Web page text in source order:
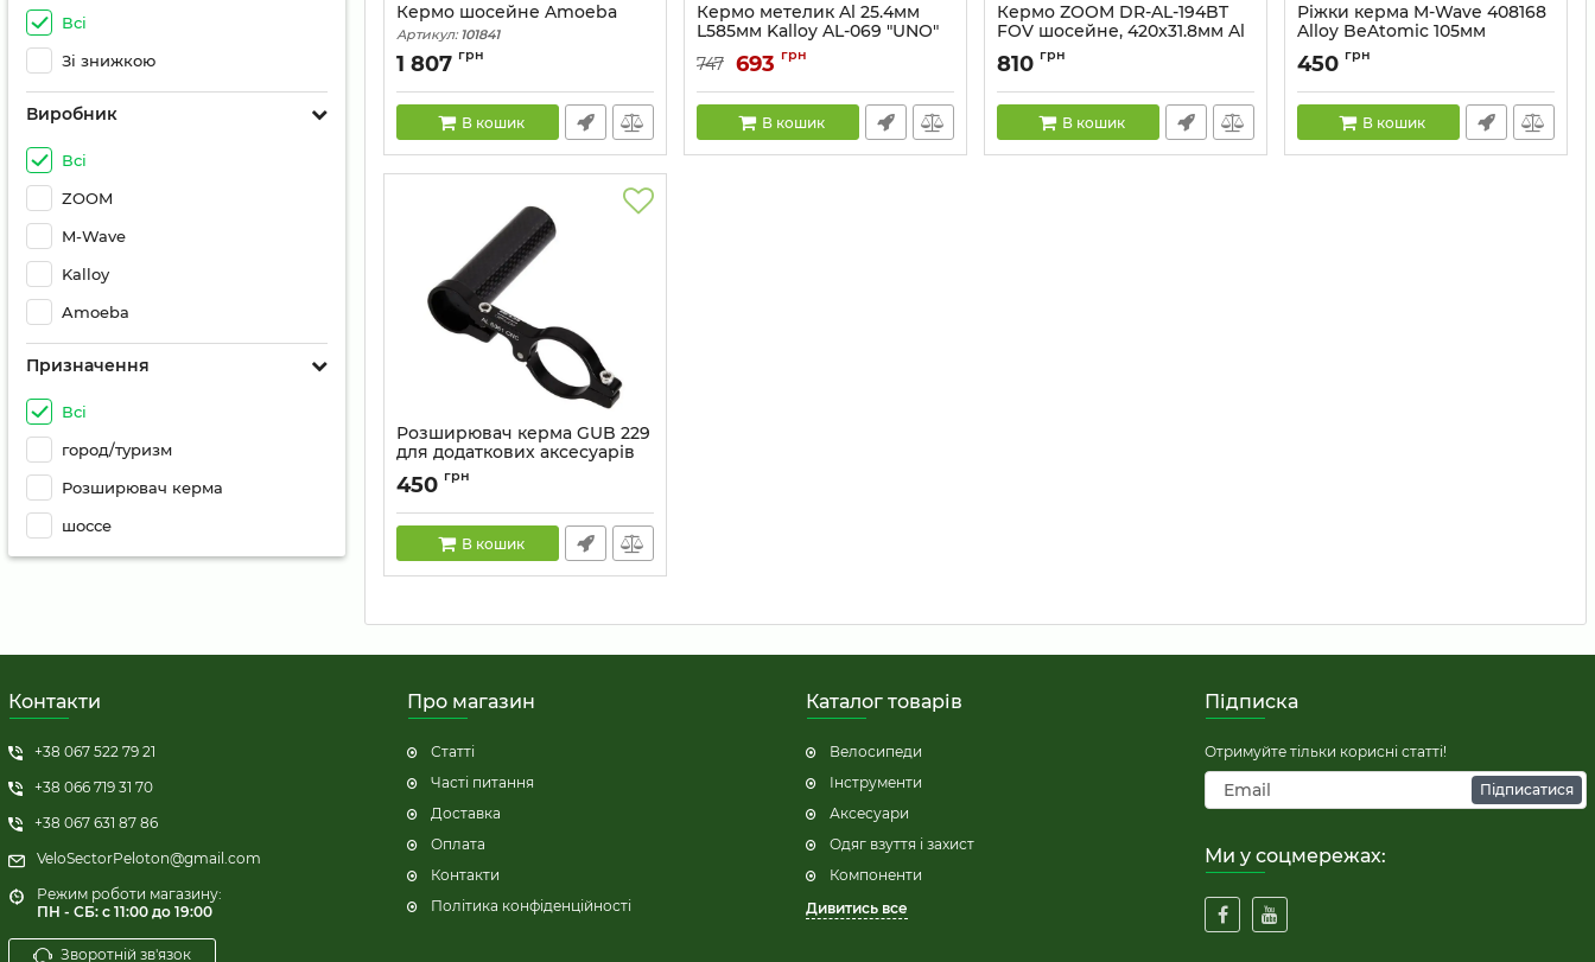
Всі
Зі знижкою
Виробник
Всі
ZOOM
M-Wave
Kalloy
Amoeba
Призначення
Всі
город/туризм
Розширювач керма
шоссе
Кермо шосейне Amoeba
Артикул: 101841
1 807 грн
В кошик
Кермо метелик Al 25.4мм
L585мм Kalloy AL-069 "UNO"
Артикул: HBA-70-01
747 693 грн
В кошик
Кермо ZOOM DR-AL-194BT
FOV шосейне, 420x31.8мм Al
black
Артикул:
810 грн
В кошик
Ріжки керма M-Wave 408168
Alloy BeAtomic 105мм
Артикул: 408168
450 грн
В кошик
Розширювач керма GUB 229
для додаткових аксесуарів
карбоновий 70 мм
Артикул:
450 грн
В кошик
Контакти
+38 067 522 79 21
+38 066 719 31 70
+38 067 631 87 86
VeloSectorPeloton@gmail.com
Режим роботи магазину:
ПН - СБ: с 11:00 до 19:00
Зворотній зв'язок
Про магазин
Статті
Часті питання
Доставка
Оплата
Контакти
Політика конфіденційності
Каталог товарів
Велосипеди
Інструменти
Аксесуари
Одяг взуття і захист
Компоненти
Дивитись все
Підписка
Отримуйте тільки корисні статті!
Підписатися
Ми у соцмережах: